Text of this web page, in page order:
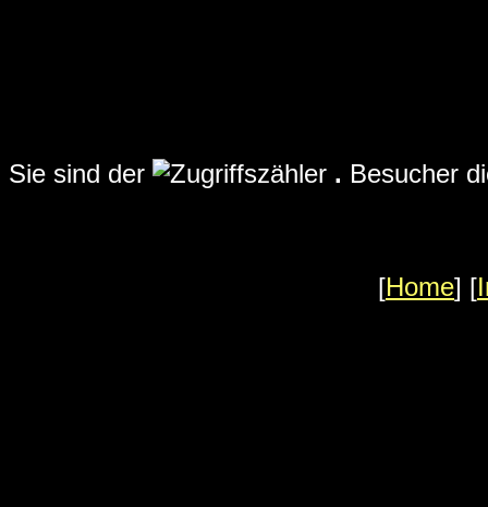
Sie sind der . Besucher
[Home] [